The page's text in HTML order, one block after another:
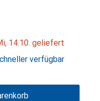
14.10. geliefert
verfügbar